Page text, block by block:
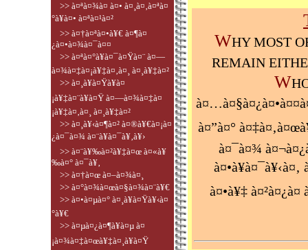
>> à¤ªà¤¾à¤ à¤• à¤¸à¤‚à¤ªà¤
°à¥à¤• à¤ªà¤¹à¤²
>> à¤†à¤ªà¤•à¥€ à¤¶à¤
¿à¤•à¤¾à¤¯à¤¤
>> à¤ªà¤°à¥à¤¯à¤Ÿà¤¨ à¤—
à¤¾à¤‡à¤¡à¥‡à¤‚à¤¸ à¤¸à¥‡à¤²
>> à¤¸à¥à¤Ÿà¥à¤
¡à¥‡à¤¨à¥à¤Ÿ à¤—à¤¾à¤‡à¤
¡à¥‡à¤‚à¤¸ à¤¸à¥‡à¤²
>> à¤¸à¥‹à¤¶à¤² à¤®à¥€à¤¡à¤
¿à¤¯à¤¾ à¤¨à¥à¤¯à¥‚à¥›
>> à¤¨à¥‰à¤²à¥‡à¤œ à¤«à¥
‰à¤° à¤¯à¥‚
>> à¤†à¤œ à¤–à¤¾à¤¸
>> à¤°à¤¾à¤œà¤§à¤¾à¤¨à¥€
>> à¤•à¤µà¤° à¤¸à¥à¤Ÿà¥‹à¤
°à¥€
>> à¤µà¤¿à¤¶à¥à¤µ à¤
¡à¤¾à¤‡à¤œà¥‡à¤¸à¥à¤Ÿ
WHY MOST
REMAIN
W
à¤”à¤°
à¤¯à¤¾
à¤•à¥‡